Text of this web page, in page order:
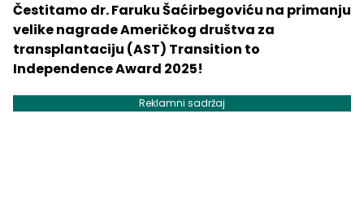
Čestitamo dr. Faruku Šaćirbegoviću na primanju
velike nagrade Američkog društva za
transplantaciju (AST) Transition to
Independence Award 2025!
Reklamni sadržaj